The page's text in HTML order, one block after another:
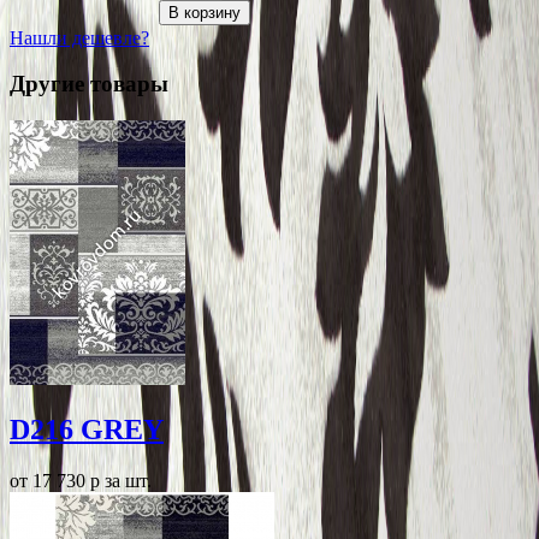
В корзину
Нашли дешевле?
Другие товары
D216 GREY
от 17 730 p за шт.